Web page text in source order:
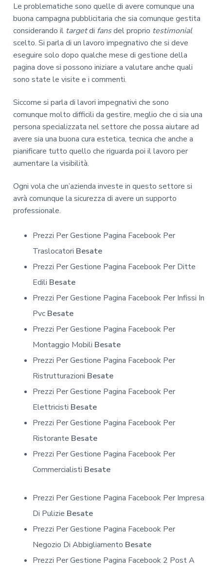
Le problematiche sono quelle di avere comunque una
buona campagna pubblicitaria che sia comunque gestita
considerando il targetdi fansdel proprio testimonial
scelto. Si parla di un lavoro impegnativo che si deve
eseguire solo dopo qualche mese di gestione della
pagina dove si possono iniziare a valutare anche quali
sono state le visite e i commenti.
Siccome si parla di lavori impegnativi che sono
comunque molto difficili da gestire, meglio che ci sia una
persona specializzata nel settore che possa aiutare ad
avere sia una buona cura estetica, tecnica che anche a
pianificare tutto quello che riguarda poi il lavoro per
aumentare la visibilità.
Ogni vola che un’azienda investe in questo settore si
avrà comunque la sicurezza di avere un supporto
professionale.
Prezzi Per Gestione Pagina Facebook Per
Traslocatori Besate
Prezzi Per Gestione Pagina Facebook Per Ditte
Edili Besate
Prezzi Per Gestione Pagina Facebook Per Infissi In
Pvc Besate
Prezzi Per Gestione Pagina Facebook Per
Montaggio Mobili Besate
Prezzi Per Gestione Pagina Facebook Per
Ristrutturazioni Besate
Prezzi Per Gestione Pagina Facebook Per
Elettricisti Besate
Prezzi Per Gestione Pagina Facebook Per
Ristorante Besate
Prezzi Per Gestione Pagina Facebook Per
Commercialisti Besate
Prezzi Per Gestione Pagina Facebook Per Impresa
Di Pulizie Besate
Prezzi Per Gestione Pagina Facebook Per
Negozio Di Abbigliamento Besate
Prezzi Per Gestione Pagina Facebook 2 Post A